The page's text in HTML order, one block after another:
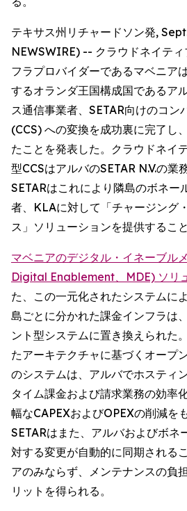
テキサス州リチャードソン発,
NEWSWIRE) -- クラウドネイテ
フラプロバイダーであるマベニア
するオランダ王国構成国であるア
ス通信事業者、SETAR向けのコン
(CCS) への変換を成功裏に完了し
たことを発表した。クラウドネイ
型CCSはアルバのSETAR N.V.の業
SETARはこれにより隣島のボネー
者、KLAに対して「チャージング
ス」ソリューションを提供するこ
マベニアのデジタル・イネーブル
Digital Enablement、MDE) ソリ
た、この一元化されたシステムに
島ごとに分かれた課金インフラは
ント型システムに置き換えられた
たアーキテクチャに基づくオープ
のシステムは、アルバでホスティ
タイム課金および請求業務の効率
幅なCAPEXおよびOPEXの削減を
SETARはまた、アルバおよびボネ
対する変更が自動的に同期される
アのみならず、メンテナンスの負
リットを得られる。